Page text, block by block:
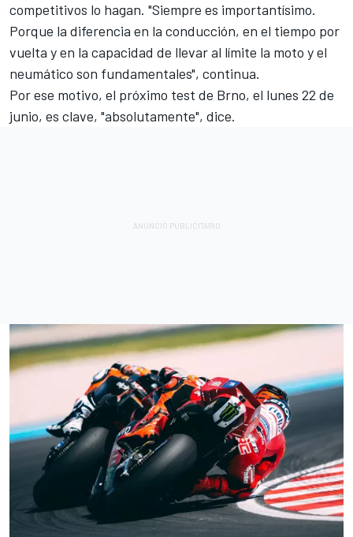
competitivos lo hagan. "Siempre es importantísimo.
Porque la diferencia en la conducción, en el tiempo por
vuelta y en la capacidad de llevar al límite la moto y el
neumático son fundamentales", continua.
Por ese motivo, el próximo test de Brno, el lunes 22 de
junio, es clave, "absolutamente", dice.